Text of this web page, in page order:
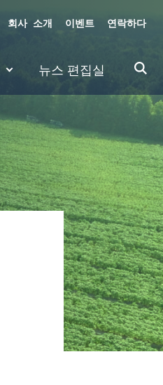
뉴스 편집실
회사 소개 이벤트 연락하다